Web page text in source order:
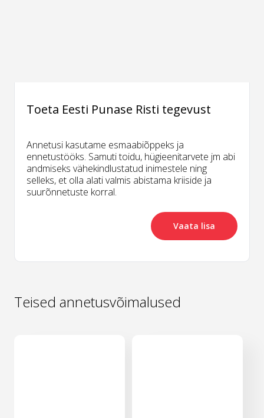
Toeta Eesti Punase Risti tegevust
Annetusi kasutame esmaabiõppeks ja
ennetustööks. Samuti toidu, hügieenitarvete jm abi
andmiseks vähekindlustatud inimestele ning
selleks, et olla alati valmis abistama kriiside ja
suurõnnetuste korral.
Vaata lisa
Teised annetusvõimalused